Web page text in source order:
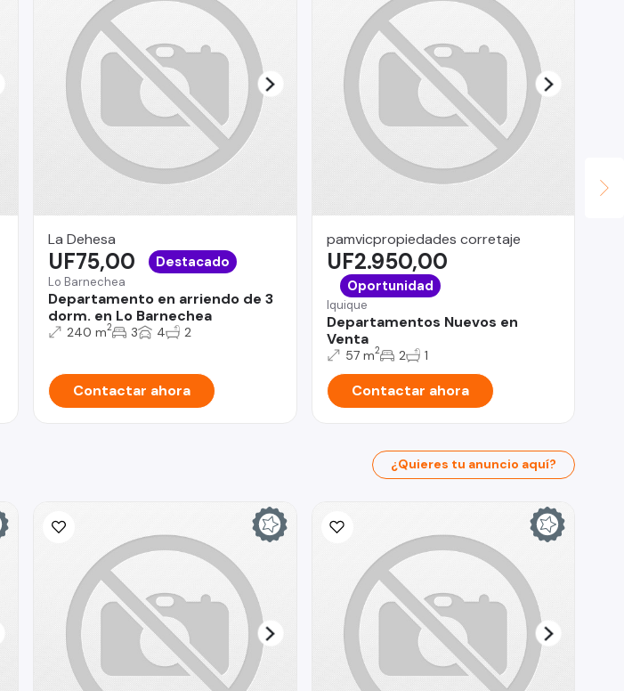
La Dehesa
Lo Barnechea
Departamento en arriendo de 3
dorm. en Lo Barnechea
UF75,00 Destacado
240 m2 3 4 2
Contactar ahora
pamvicpropiedades corretaje
Iquique
Departamentos Nuevos en
Venta
UF2.950,00
Oportunidad
57 m2 2 1
Contactar ahora
¿Quieres tu anuncio aquí?